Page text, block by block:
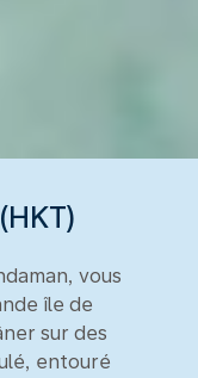
vous
île de
sur des
entouré